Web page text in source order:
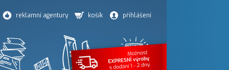
reklamní agentury košík přihlášení